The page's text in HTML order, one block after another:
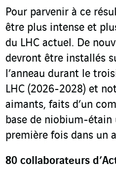
Pour parvenir à ce
être plus intense et
du LHC actuel. De
devront être installés
l’anneau durant le
LHC (2026-2028) et
aimants, faits d’un
base de niobium-
première fois dans un
80 collaborateurs